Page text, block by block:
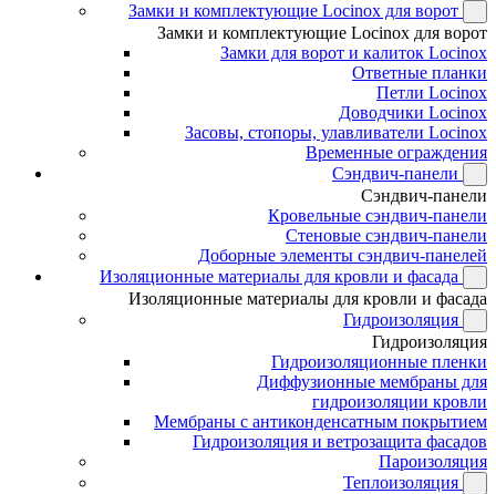
Замки и комплектующие Locinox для ворот
Замки и комплектующие Locinox для ворот
Замки для ворот и калиток Locinox
Ответные планки
Петли Locinox
Доводчики Locinox
Засовы, стопоры, улавливатели Locinox
Временные ограждения
Сэндвич-панели
Сэндвич-панели
Кровельные сэндвич-панели
Стеновые сэндвич-панели
Доборные элементы сэндвич-панелей
Изоляционные материалы для кровли и фасада
Изоляционные материалы для кровли и фасада
Гидроизоляция
Гидроизоляция
Гидроизоляционные пленки
Диффузионные мембраны для
гидроизоляции кровли
Мембраны с антиконденсатным покрытием
Гидроизоляция и ветрозащита фасадов
Пароизоляция
Теплоизоляция